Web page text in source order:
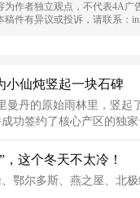
为作者独立观点，不代表4A广
稿件有异议或投诉，请联系：
小仙炖竖起一块石碑
曼丹的原始雨林里，竖
功签约了核心产区的独
片。这一标准的出台，
这个冬天不太冷！
鄂尔多斯、燕之屋、北